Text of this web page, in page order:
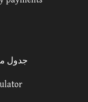
جدول